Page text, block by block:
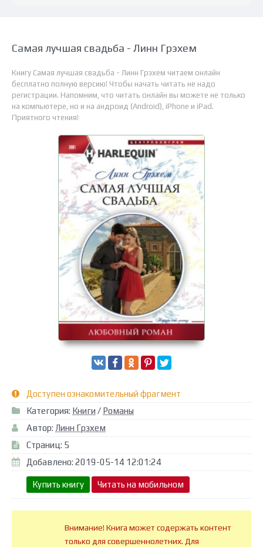
Самая лучшая свадьба - Линн Грэхем
Книгу Самая лучшая свадьба - Линн Грэхем читаем онлайн
бесплатно полную версию! Чтобы начать читать не надо
регистрации. Напомним, что читать онлайн вы можете не только
на компьютере, но и на андроид (Android), iPhone и iPad.
Приятного чтения!
Доступен ознакомительный фрагмент
Категория: Книги / Романы
Автор: Линн Грэхем
Страниц: 5
Добавлено: 2019-05-14 12:01:24
Купить книгу Читать на мобильном
Внимание! Книга может содержать контент
только для совершеннолетних. Для